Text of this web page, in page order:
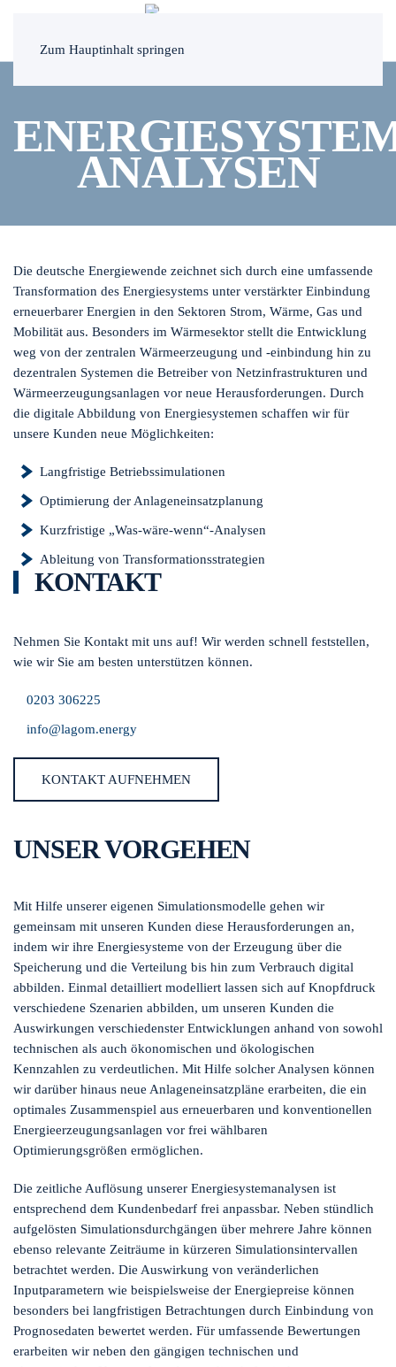
Zum Hauptinhalt springen
ANALYSEN
Die deutsche Energiewende zeichnet sich durch eine umfassende
Transformation des Energiesystems unter verstärkter Einbindung
erneuerbarer Energien in den Sektoren Strom, Wärme, Gas und
Mobilität aus. Besonders im Wärmesektor stellt die Entwicklung
weg von der zentralen Wärmeerzeugung und -einbindung hin zu
dezentralen Systemen die Betreiber von Netzinfrastrukturen und
Wärmeerzeugungsanlagen vor neue Herausforderungen. Durch
die digitale Abbildung von Energiesystemen schaffen wir für
unsere Kunden neue Möglichkeiten:
Langfristige Betriebssimulationen
Optimierung der Anlageneinsatzplanung
Kurzfristige „Was-wäre-wenn“-Analysen
Ableitung von Transformationsstrategien
KONTAKT
Nehmen Sie Kontakt mit uns auf! Wir werden schnell feststellen,
wie wir Sie am besten unterstützen können.
0203 306225
info@lagom.energy
KONTAKT AUFNEHMEN
UNSER VORGEHEN
Mit Hilfe unserer eigenen Simulationsmodelle gehen wir
gemeinsam mit unseren Kunden diese Herausforderungen an,
indem wir ihre Energiesysteme von der Erzeugung über die
Speicherung und die Verteilung bis hin zum Verbrauch digital
abbilden. Einmal detailliert modelliert lassen sich auf Knopfdruck
verschiedene Szenarien abbilden, um unseren Kunden die
Auswirkungen verschiedenster Entwicklungen anhand von sowohl
technischen als auch ökonomischen und ökologischen
Kennzahlen zu verdeutlichen. Mit Hilfe solcher Analysen können
wir darüber hinaus neue Anlageneinsatzpläne erarbeiten, die ein
optimales Zusammenspiel aus erneuerbaren und konventionellen
Energieerzeugungsanlagen vor frei wählbaren
Optimierungsgrößen ermöglichen.
Die zeitliche Auflösung unserer Energiesystemanalysen ist
entsprechend dem Kundenbedarf frei anpassbar. Neben stündlich
aufgelösten Simulationsdurchgängen über mehrere Jahre können
ebenso relevante Zeiträume in kürzeren Simulationsintervallen
betrachtet werden. Die Auswirkung von veränderlichen
Inputparametern wie beispielsweise der Energiepreise können
besonders bei langfristigen Betrachtungen durch Einbindung von
Prognosedaten bewertet werden. Für umfassende Bewertungen
erarbeiten wir neben den gängigen technischen und